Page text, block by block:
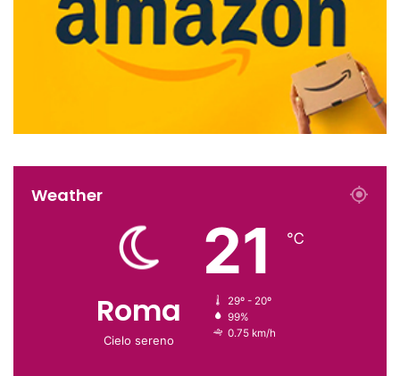
Weather
Roma
Cielo sereno
21 ℃
29º - 20º
99%
0.75 km/h